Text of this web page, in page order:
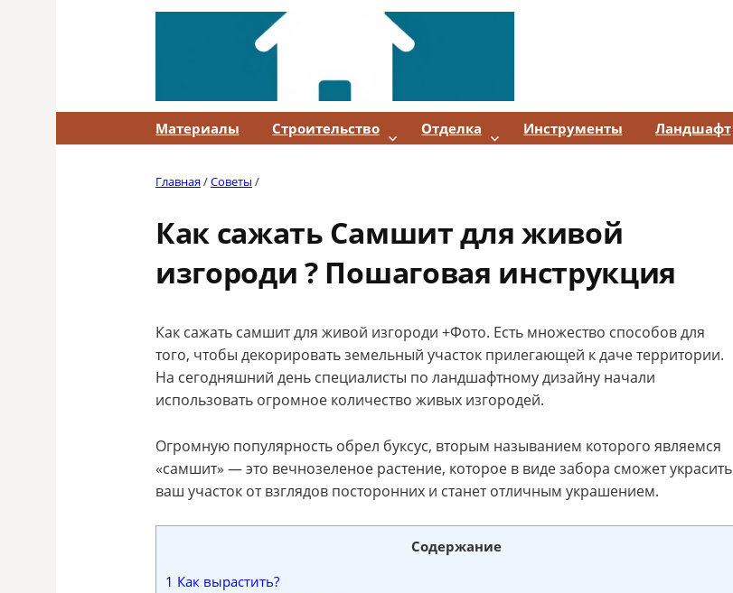
Материалы Строительство Отделка Инструменты Ландшафт
Главная/Советы /
Как сажать Самшит для живой
изгороди ? Пошаговая инструкция
Как сажать самшит для живой изгороди +Фото. Есть множество способов для
того, чтобы декорировать земельный участок прилегающей к даче территории.
На сегодняшний день специалисты по ландшафтному дизайну начали
использовать огромное количество живых изгородей.
Огромную популярность обрел буксус, вторым называнием которого являемся
«самшит» — это вечнозеленое растение, которое в виде забора сможет украсить
ваш участок от взглядов посторонних и станет отличным украшением.
Содержание
1 Как вырастить?